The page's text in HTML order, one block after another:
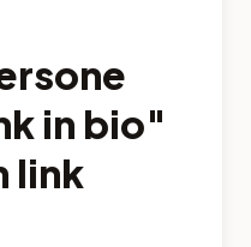
in bio"
link